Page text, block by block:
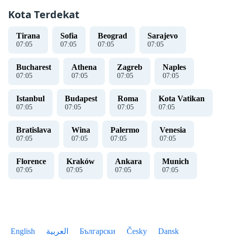
Kota Terdekat
Tirana
07:05
Sofia
07:05
Beograd
07:05
Sarajevo
07:05
Bucharest
07:05
Athena
07:05
Zagreb
07:05
Naples
07:05
Istanbul
07:05
Budapest
07:05
Roma
07:05
Kota Vatikan
07:05
Bratislava
07:05
Wina
07:05
Palermo
07:05
Venesia
07:05
Florence
07:05
Kraków
07:05
Ankara
07:05
Munich
07:05
English العربية Български Česky Dansk